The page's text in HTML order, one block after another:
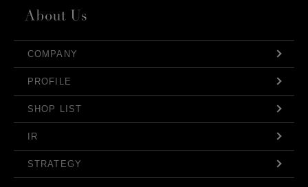
COMPANY
PROFILE
SHOP LIST
IR
STRATEGY